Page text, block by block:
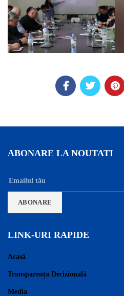
ABONARE LA NOUTATI
LINK-URI RAPIDE
Acasă
Transparența Decizională
Media